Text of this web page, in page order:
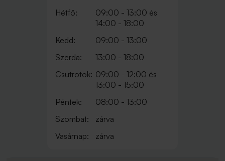
Hétfő:
09:00 - 13:00 és
14:00 - 18:00
Kedd:
09:00 - 13:00
Szerda:
13:00 - 18:00
Csütrötök: 09:00 - 12:00 és
13:00 - 15:00
Péntek:
08:00 - 13:00
Szombat:
zárva
Vasárnap:
zárva